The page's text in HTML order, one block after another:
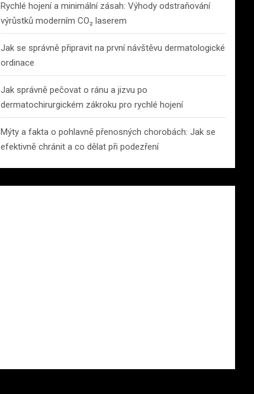
Rychlé hojení a minimální zásah: Výhody odstraňování
výrůstků moderním CO₂ laserem
Jak se správně připravit na první návštěvu dermatologické
ordinace
Jak správně pečovat o ránu a jizvu po
dermatochirurgickém zákroku pro rychlé hojení
Mýty a fakta o pohlavně přenosných chorobách: Jak se
efektivně chránit a co dělat při podezření